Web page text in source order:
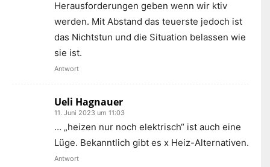
Herausforderungen geben wenn wir ktiv
werden. Mit Abstand das teuerste jedoch ist
das Nichtstun und die Situation belassen wie
sie ist.
Antwort
Ueli Hagnauer
11. Juni 2023 um 11:03
… „heizen nur noch elektrisch“ ist auch eine
Lüge. Bekanntlich gibt es x Heiz-Alternativen.
Antwort